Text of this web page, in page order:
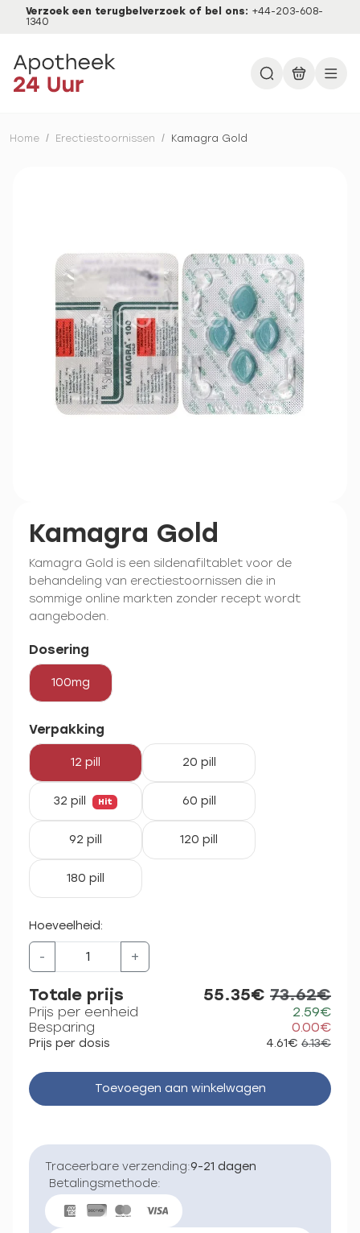
Verzoek een terugbelverzoek of bel ons: +44-203-608-
1340
Home / Erectiestoornissen / Kamagra Gold
Kamagra Gold
Kamagra Gold is een sildenafiltablet voor de
behandeling van erectiestoornissen die in
sommige online markten zonder recept wordt
aangeboden.
Dosering
100mg
Verpakking
12 pill 20 pill
32 pill Hit 60 pill
92 pill 120 pill
180 pill
Hoeveelheid:
- +
Totale prijs 55.35€ 73.62€
Prijs per eenheid
2.59€
Besparing
0.00€
Prijs per dosis 4.61€ 6.13€
Toevoegen aan winkelwagen
Traceerbare verzending:9-21 dagen
Betalingsmethode: